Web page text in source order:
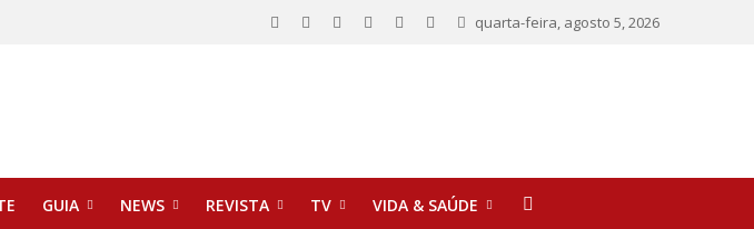
quarta-feira, agosto 5, 2026
GUIA NEWS REVISTA TV VIDA & SAÚDE